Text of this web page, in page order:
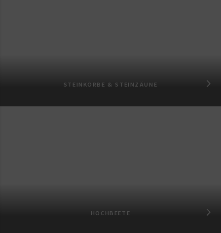
STEINKÖRBE & STEINZÄUNE
HOCHBEETE